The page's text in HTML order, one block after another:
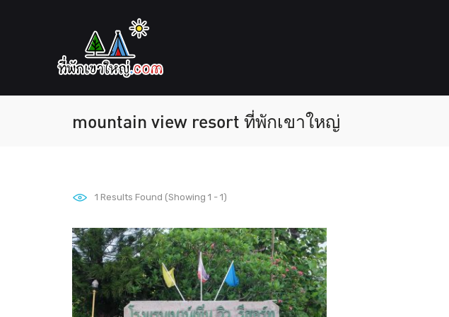
mountain view resort ที่พักเขาใหญ่
1 Results Found (Showing 1 - 1)